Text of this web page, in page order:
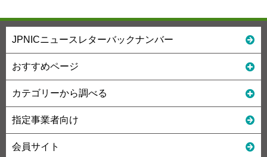
JPNICニュースレターバックナンバー
おすすめページ
カテゴリーから調べる
指定事業者向け
会員サイト